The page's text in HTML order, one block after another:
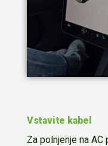
Vstavite kabel
Zapolnjenjena AC